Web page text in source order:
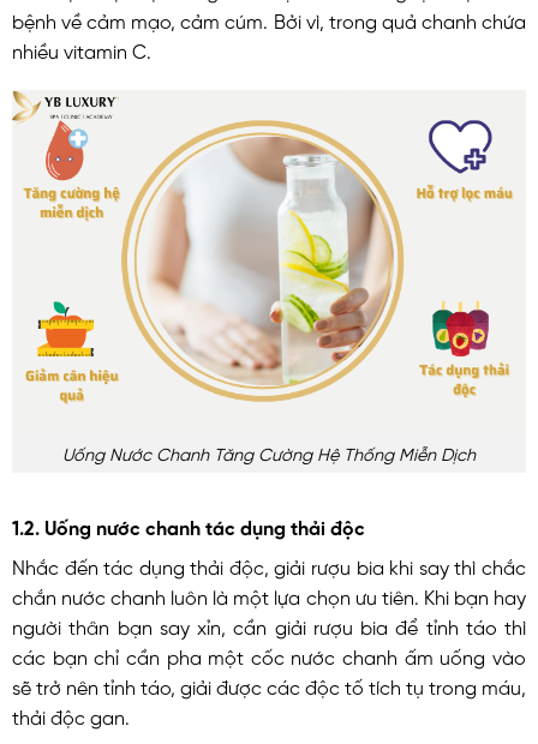
bệnh về cảm mạo, cảm cúm. Bởi vì, trong quả chanh chứa
nhiều vitamin C.
Uống Nước Chanh Tăng Cường Hệ Thống Miễn Dịch
1.2. Uống nước chanh tác dụng thải độc
Nhắc đến tác dụng thải độc, giải rượu bia khi say thì chắc
chắn nước chanh luôn là một lựa chọn ưu tiên. Khi bạn hay
người thân bạn say xỉn, cần giải rượu bia để tỉnh táo thì
các bạn chỉ cần pha một cốc nước chanh ấm uống vào
sẽ trở nên tỉnh táo, giải được các độc tố tích tụ trong máu,
thải độc gan.